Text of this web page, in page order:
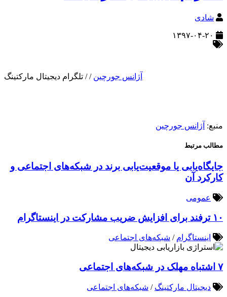
شادی
آژانس جورچین /
/ تلگرام دیجیتال مارکتینگ
منبع: آژانس جورچین
مطالب مرتبط
جایگاه‌یابی یا موقعیت‌یابی برند در شبکه‌های اجتماعی و
کارکرد آن
عمومی
۱۰ ترفند برای افزایش ضریب مشارکت در اینستاگرام
اینستاگرام / شبکه‌های اجتماعی
۷ اشتباه مهلک در شبکه‌های اجتماعی
دیجیتال مارکتینگ / شبکه‌های اجتماعی